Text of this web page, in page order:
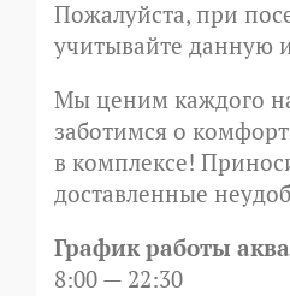
Пожалуйста, при
учитывайте данную
Мы ценим каждого
заботимся о
в комплексе!
доставленные
График работы
8:00 — 22:30